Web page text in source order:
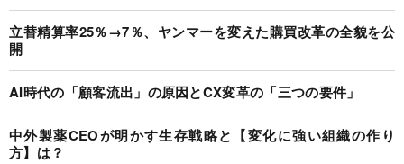
立替精算率25％→7％、ヤンマーを変えた購買改革の全貌を公
開
AI時代の「顧客流出」の原因とCX変革の「三つの要件」
中外製薬CEOが明かす生存戦略と【変化に強い組織の作り
方】は？